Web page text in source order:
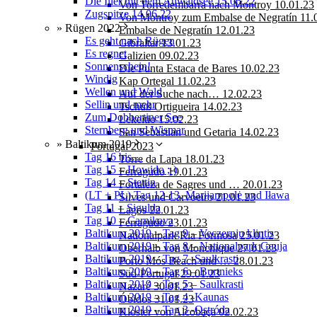
Zugspitze 14.06.22
» Rügen 2022
Es geht nach Rügen
Es regnet
Sonnenschein!
Windig
Wellen und Wald
Sellin und mehr
Zum Dobbertiner See
Sternberg und Wismar
» Baltikum 2019
Tag 16 bis…
Tag 15 – Howido ;-)
Tag 14 – Stettin
(LT + PL) Tag 12-13, Marijampolė und Iława
Tag 11 – Sigulda
Tag 10 – Carnikava
Baltikum 2019 – Tag 9 – Veczernju klintis
Baltikum 2019 – Tag 8 – Nationalpark Gauja
Baltikum 2019 – Tag 7 -Saulkrasti
Baltikum 2019 – Tag 6 – Burtnieks
Baltikum 2019 – Tag 5 – Saulkrasti
Baltikum 2019 – Tag 4 -Kaunas
Baltikum 2019 – Tag 3 -Ostróda
Von Torredembarra nach Montroy 10.01.23
Von Montroy zum Embalse de Negratín
Embalse de Negratín 12.01.23
Gibraltar 13.01.23
Galizien 09.02.23
Die Punta Estaca de Bares 10.02.23
Kap Ortegal 11.02.23
Auf der Suche nach… 12.02.23
Tschüß Ortigueira 14.02.23
Lekeitio 15.02.23
San Sebastian und Getaria 14.02.23
Portugal 2023
Torre da Lapa 18.01.23
Ferragudo 19.01.23
Fortaleza de Sagres und … 20.01.23
Silves und Carvoeiro 21.01.23
Lagos 22.01.23
Ferragudo 23.01.23
Nationalpark Ria Formosa 25.01.23
Oberhalb von Monchique 27.01.23
Porto Mós Beach und … 28.01.23
Süd-Portugal 29.01.23
Nazaré 30.01.23
Óbidos 31.01.23
Kloster von Alcobaça 02.02.23